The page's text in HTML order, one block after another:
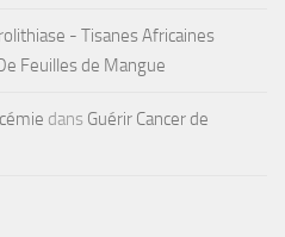
- Tisanes Africaines
Feuilles de Mangue
dans Guérir Cancer de